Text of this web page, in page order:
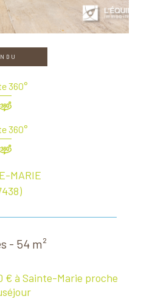
360°
360°
MARIE
- 54 m²
€ à Sainte-Marie proche